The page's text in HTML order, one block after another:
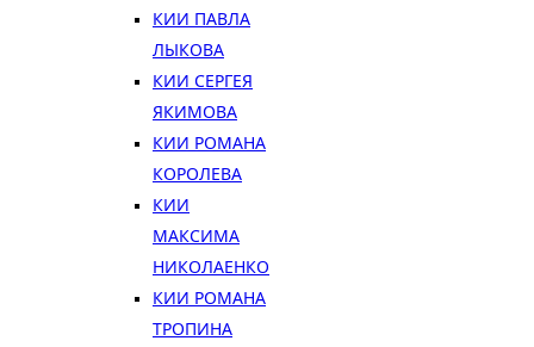
КИИ ПАВЛА
ЛЫКОВА
КИИ СЕРГЕЯ
ЯКИМОВА
КИИ РОМАНА
КОРОЛЕВА
КИИ
МАКСИМА
НИКОЛАЕНКО
КИИ РОМАНА
ТРОПИНА